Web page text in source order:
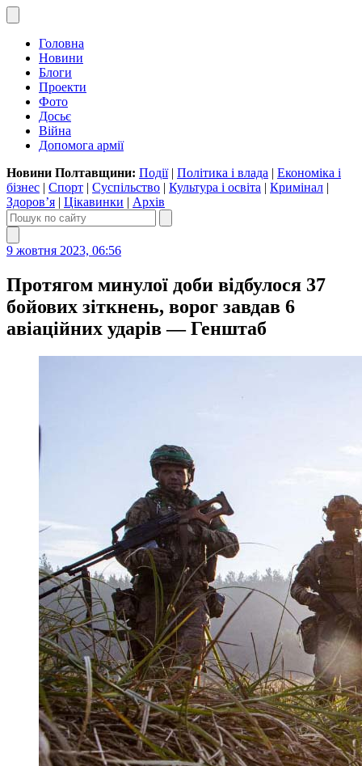
Головна
Новини
Блоги
Проекти
Фото
Досьє
Війна
Допомога армії
Новини Полтавщини: Події| Політика і влада | Економіка і
бізнес | Спорт | Суспільство | Культура і освіта | Кримінал |
Здоров’я | Цікавинки | Архів
9 жовтня 2023, 06:56
Протягом минулої доби відбулося 37
бойових зіткнень, ворог завдав 6
авіаційних ударів — Генштаб